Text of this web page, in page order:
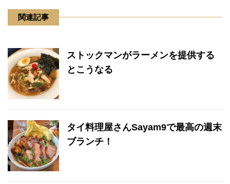
関連記事
ストックマンがラーメンを提供する
とこうなる
タイ料理屋さんSayam9で最高の週末
ブランチ！